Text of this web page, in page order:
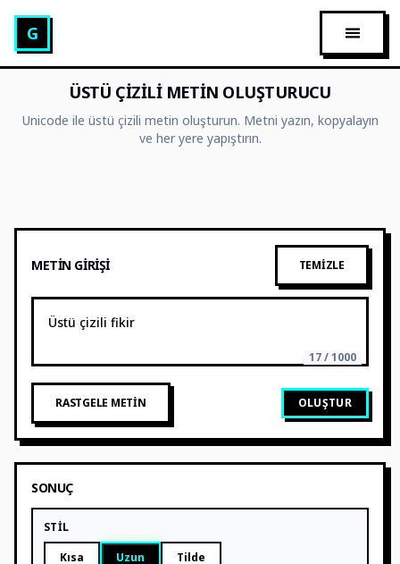
Glitch Metin Oluşturucu
G ANA
ÜSTÜ ÇIZILI METIN OLUŞTURUCU
Unicode ile üstü çizili metin oluşturun. Metni yazın, kopyalayın
ve her yere yapıştırın.
METIN GIRIŞI TEMIZLE
17 / 1000
RASTGELE METIN OLUŞTUR
SONUÇ
STIL
Kısa
Uzun Tilde